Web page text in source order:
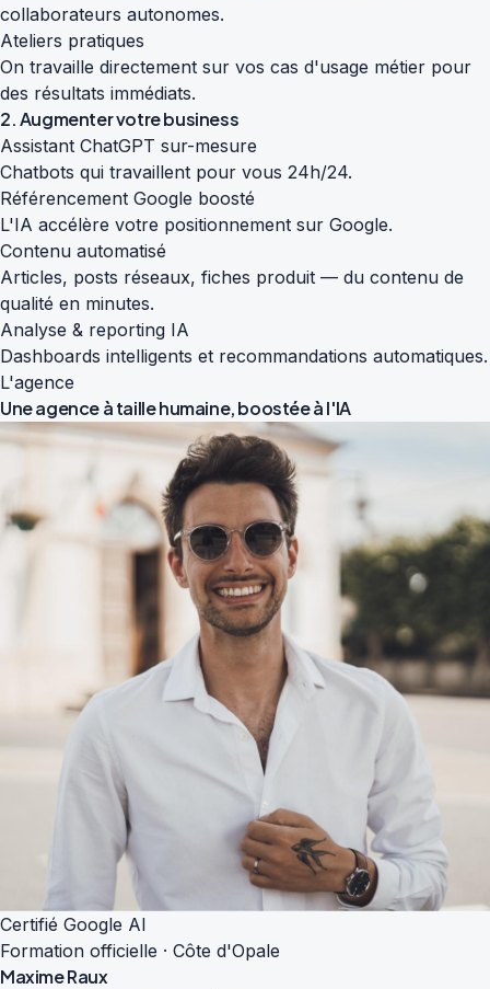
collaborateurs autonomes.
Ateliers pratiques
On travaille directement sur vos cas d'usage métier pour
des résultats immédiats.
2. Augmenter votre business
Assistant ChatGPT sur-mesure
Chatbots qui travaillent pour vous 24h/24.
Référencement Google boosté
L'IA accélère votre positionnement sur Google.
Contenu automatisé
Articles, posts réseaux, fiches produit — du contenu de
qualité en minutes.
Analyse & reporting IA
Dashboards intelligents et recommandations automatiques.
L'agence
Une agence à taille humaine,boostée à l'IA
Certifié Google AI
Formation officielle · Côte d'Opale
Maxime Raux